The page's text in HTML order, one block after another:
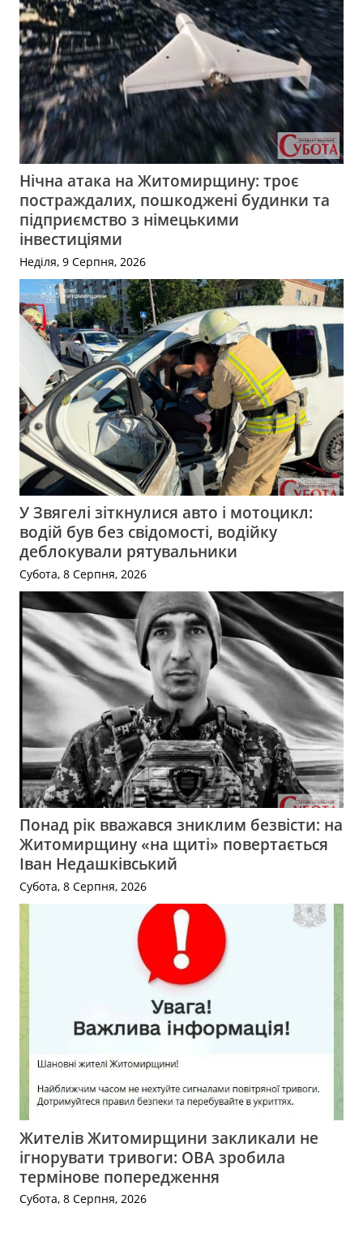
Нічна атака на Житомирщину: троє
постраждалих, пошкоджені будинки та
підприємство з німецькими
інвестиціями
Неділя, 9 Серпня, 2026
У Звягелі зіткнулися авто і мотоцикл:
водій був без свідомості, водійку
деблокували рятувальники
Субота, 8 Серпня, 2026
Понад рік вважався зниклим безвісти: на
Житомирщину «на щиті» повертається
Іван Недашківський
Субота, 8 Серпня, 2026
Жителів Житомирщини закликали не
ігнорувати тривоги: ОВА зробила
термінове попередження
Субота, 8 Серпня, 2026